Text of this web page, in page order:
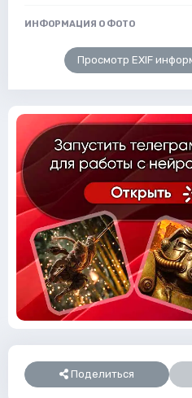
ИНФОРМАЦИЯ О ФОТО
Просмотр EXIF
Поделиться